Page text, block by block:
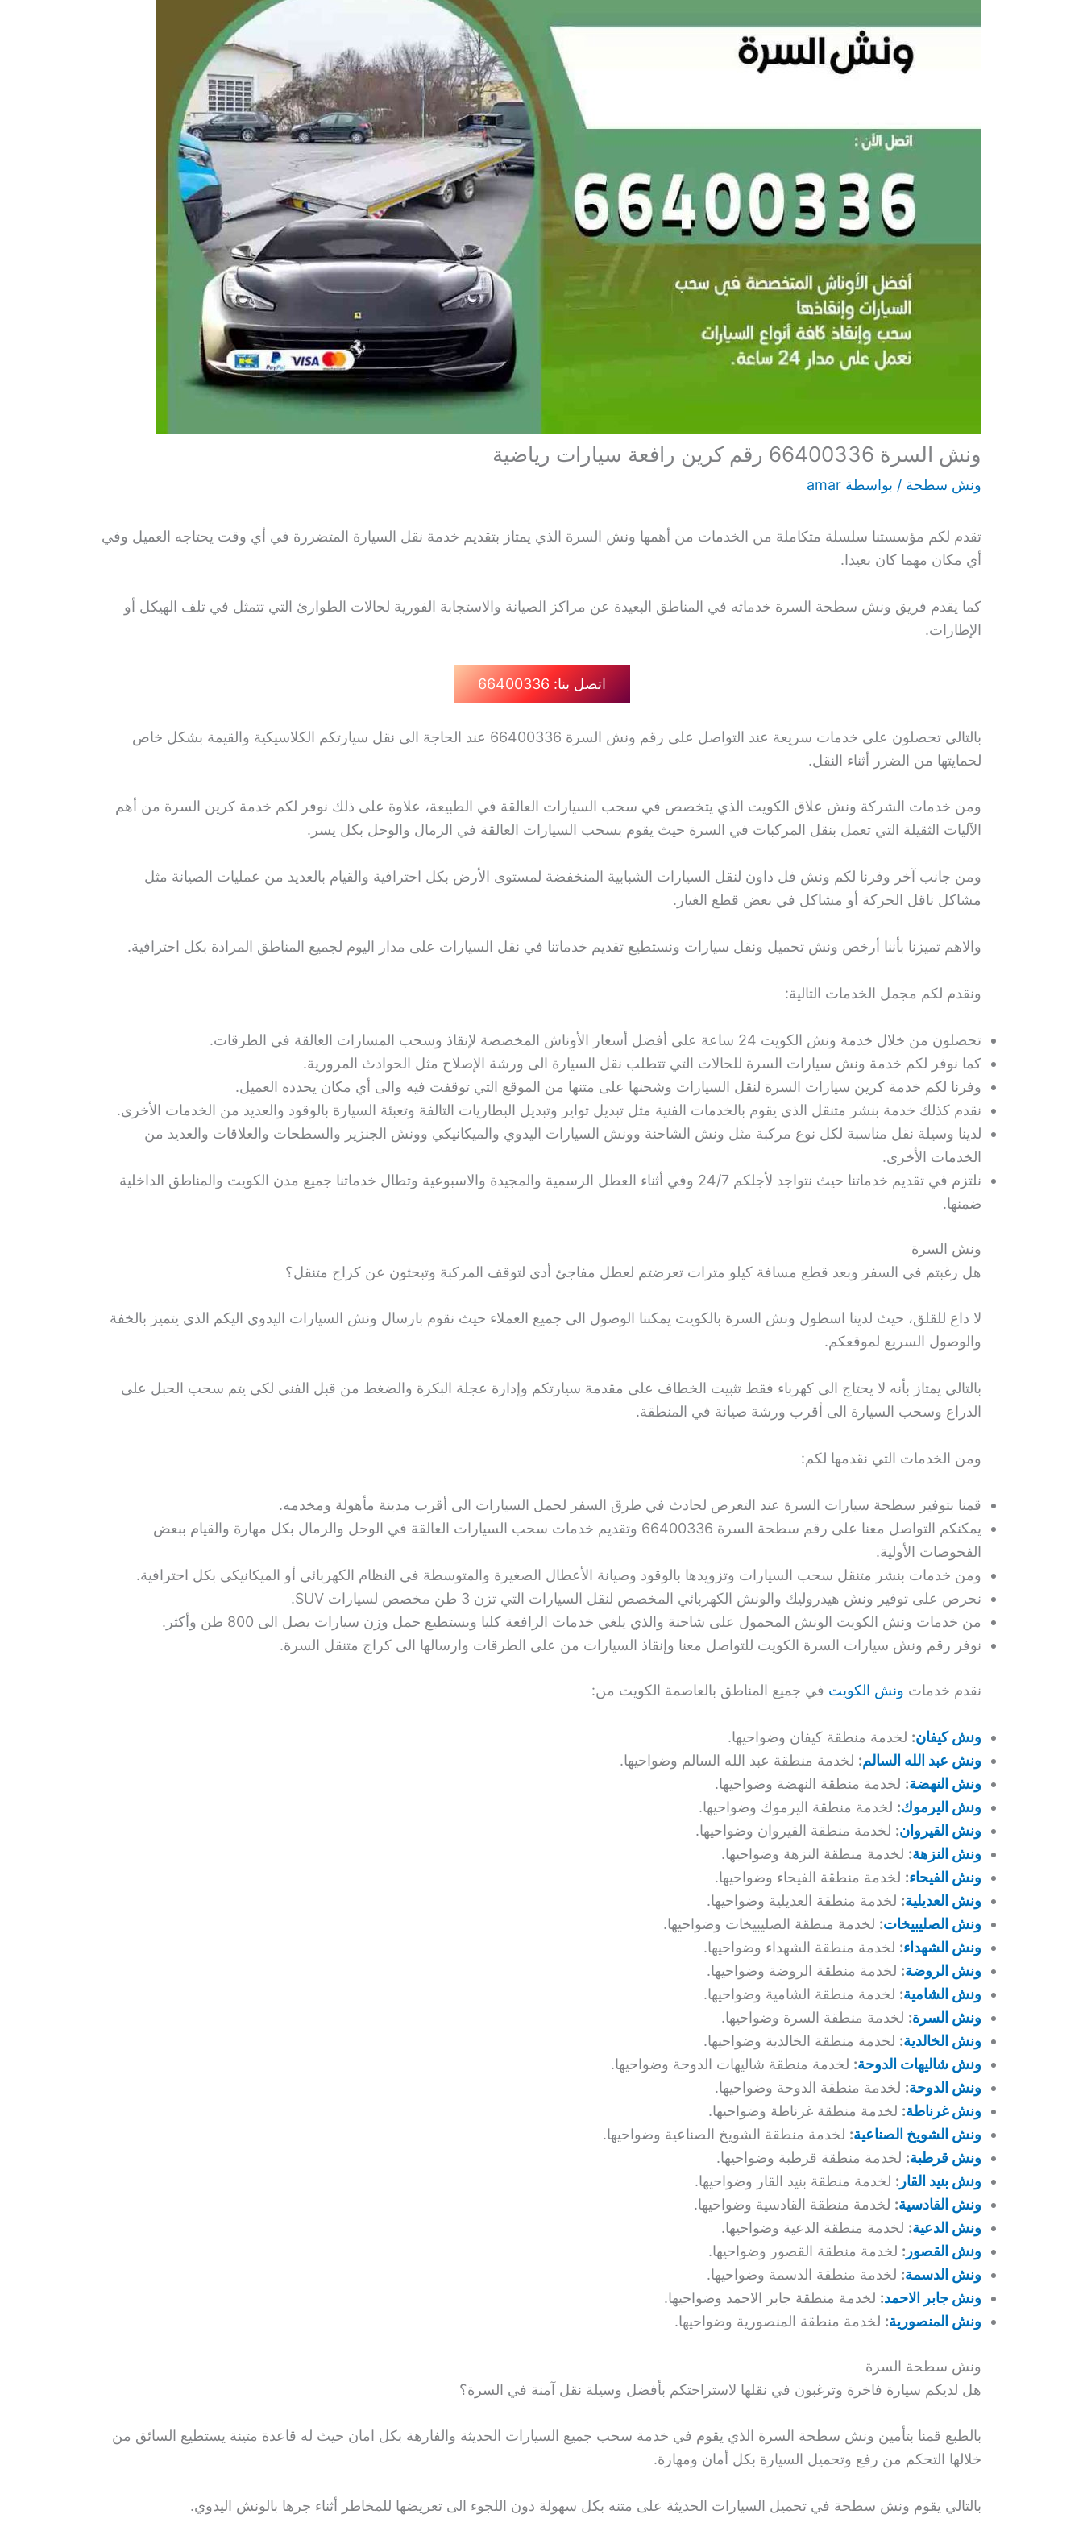
ونش السرة 66400336 رقم كرين رافعة سيارات رياضية
ونش سطحة / بواسطة amar
تقدم لكم مؤسستنا سلسلة متكاملة من الخدمات من أهمها ونش السرة الذي يمتاز بتقديم خدمة نقل السيارة المتضررة في أي وقت يحتاجه العميل وفي
أي مكان مهما كان بعيدا.
كما يقدم فريق ونش سطحة السرة خدماته في المناطق البعيدة عن مراكز الصيانة والاستجابة الفورية لحالات الطوارئ التي تتمثل في تلف الهيكل أو
الإطارات.
اتصل بنا: 66400336
بالتالي تحصلون على خدمات سريعة عند التواصل على رقم ونش السرة 66400336 عند الحاجة الى نقل سيارتكم الكلاسيكية والقيمة بشكل خاص
لحمايتها من الضرر أثناء النقل.
ومن خدمات الشركة ونش علاق الكويت الذي يتخصص في سحب السيارات العالقة في الطبيعة، علاوة على ذلك نوفر لكم خدمة كرين السرة من أهم
الآليات الثقيلة التي تعمل بنقل المركبات في السرة حيث يقوم بسحب السيارات العالقة في الرمال والوحل بكل يسر.
ومن جانب آخر وفرنا لكم ونش فل داون لنقل السيارات الشبابية المنخفضة لمستوى الأرض بكل احترافية والقيام بالعديد من عمليات الصيانة مثل
مشاكل ناقل الحركة أو مشاكل في بعض قطع الغيار.
والاهم تميزنا بأننا أرخص ونش تحميل ونقل سيارات ونستطيع تقديم خدماتنا في نقل السيارات على مدار اليوم لجميع المناطق المرادة بكل احترافية.
ونقدم لكم مجمل الخدمات التالية:
تحصلون من خلال خدمة ونش الكويت 24 ساعة على أفضل أسعار الأوناش المخصصة لإنقاذ وسحب المسارات العالقة في الطرقات.
كما نوفر لكم خدمة ونش سيارات السرة للحالات التي تتطلب نقل السيارة الى ورشة الإصلاح مثل الحوادث المرورية.
وفرنا لكم خدمة كرين سيارات السرة لنقل السيارات وشحنها على متنها من الموقع التي توقفت فيه والى أي مكان يحدده العميل.
نقدم كذلك خدمة بنشر متنقل الذي يقوم بالخدمات الفنية مثل تبديل تواير وتبديل البطاريات التالفة وتعبئة السيارة بالوقود والعديد من الخدمات الأخرى.
لدينا وسيلة نقل مناسبة لكل نوع مركبة مثل ونش الشاحنة وونش السيارات اليدوي والميكانيكي وونش الجنزير والسطحات والعلاقات والعديد من
الخدمات الأخرى.
نلتزم في تقديم خدماتنا حيث نتواجد لأجلكم 24/7 وفي أثناء العطل الرسمية والمجيدة والاسبوعية وتطال خدماتنا جميع مدن الكويت والمناطق الداخلية
ضمنها.
ونش السرة
هل رغبتم في السفر وبعد قطع مسافة كيلو مترات تعرضتم لعطل مفاجئ أدى لتوقف المركبة وتبحثون عن كراج متنقل؟
لا داع للقلق، حيث لدينا اسطول ونش السرة بالكويت يمكننا الوصول الى جميع العملاء حيث نقوم بارسال ونش السيارات اليدوي اليكم الذي يتميز بالخفة
والوصول السريع لموقعكم.
بالتالي يمتاز بأنه لا يحتاج الى كهرباء فقط تثبيت الخطاف على مقدمة سيارتكم وإدارة عجلة البكرة والضغط من قبل الفني لكي يتم سحب الحبل على
الذراع وسحب السيارة الى أقرب ورشة صيانة في المنطقة.
ومن الخدمات التي نقدمها لكم:
قمنا بتوفير سطحة سيارات السرة عند التعرض لحادث في طرق السفر لحمل السيارات الى أقرب مدينة مأهولة ومخدمه.
يمكنكم التواصل معنا على رقم سطحة السرة 66400336 وتقديم خدمات سحب السيارات العالقة في الوحل والرمال بكل مهارة والقيام ببعض
الفحوصات الأولية.
ومن خدمات بنشر متنقل سحب السيارات وتزويدها بالوقود وصيانة الأعطال الصغيرة والمتوسطة في النظام الكهربائي أو الميكانيكي بكل احترافية.
نحرص على توفير ونش هيدروليك والونش الكهربائي المخصص لنقل السيارات التي تزن 3 طن مخصص لسيارات SUV.
من خدمات ونش الكويت الونش المحمول على شاحنة والذي يلغي خدمات الرافعة كليا ويستطيع حمل وزن سيارات يصل الى 800 طن وأكثر.
نوفر رقم ونش سيارات السرة الكويت للتواصل معنا وإنقاذ السيارات من على الطرقات وارسالها الى كراج متنقل السرة.
نقدم خدمات ونش الكويت في جميع المناطق بالعاصمة الكويت من:
ونش كيفان: لخدمة منطقة كيفان وضواحيها.
ونش عبد الله السالم: لخدمة منطقة عبد الله السالم وضواحيها.
ونش النهضة: لخدمة منطقة النهضة وضواحيها.
ونش اليرموك: لخدمة منطقة اليرموك وضواحيها.
ونش القيروان: لخدمة منطقة القيروان وضواحيها.
ونش النزهة: لخدمة منطقة النزهة وضواحيها.
ونش الفيحاء: لخدمة منطقة الفيحاء وضواحيها.
ونش العديلية: لخدمة منطقة العديلية وضواحيها.
ونش الصليبيخات: لخدمة منطقة الصليبيخات وضواحيها.
ونش الشهداء: لخدمة منطقة الشهداء وضواحيها.
ونش الروضة: لخدمة منطقة الروضة وضواحيها.
ونش الشامية: لخدمة منطقة الشامية وضواحيها.
ونش السرة: لخدمة منطقة السرة وضواحيها.
ونش الخالدية: لخدمة منطقة الخالدية وضواحيها.
ونش شاليهات الدوحة: لخدمة منطقة شاليهات الدوحة وضواحيها.
ونش الدوحة: لخدمة منطقة الدوحة وضواحيها.
ونش غرناطة: لخدمة منطقة غرناطة وضواحيها.
ونش الشويخ الصناعية: لخدمة منطقة الشويخ الصناعية وضواحيها.
ونش قرطبة: لخدمة منطقة قرطبة وضواحيها.
ونش بنيد القار : لخدمة منطقة بنيد القار وضواحيها.
ونش القادسية: لخدمة منطقة القادسية وضواحيها.
ونش الدعية: لخدمة منطقة الدعية وضواحيها.
ونش القصور : لخدمة منطقة القصور وضواحيها.
ونش الدسمة: لخدمة منطقة الدسمة وضواحيها.
ونش جابر الاحمد: لخدمة منطقة جابر الاحمد وضواحيها.
ونش المنصورية: لخدمة منطقة المنصورية وضواحيها.
ونش سطحة السرة
هل لديكم سيارة فاخرة وترغبون في نقلها لاستراحتكم بأفضل وسيلة نقل آمنة في السرة؟
بالطبع قمنا بتأمين ونش سطحة السرة الذي يقوم في خدمة سحب جميع السيارات الحديثة والفارهة بكل امان حيث له قاعدة متينة يستطيع السائق من
خلالها التحكم من رفع وتحميل السيارة بكل أمان ومهارة.
بالتالي يقوم ونش سطحة في تحميل السيارات الحديثة على متنه بكل سهولة دون اللجوء الى تعريضها للمخاطر أثناء جرها بالونش اليدوي.